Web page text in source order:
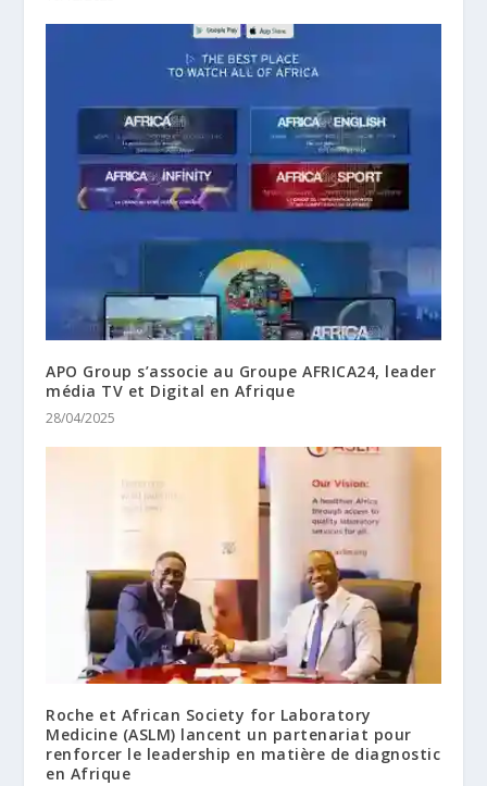
APO Group s’associe au Groupe AFRICA24, leader
média TV et Digital en Afrique
28/04/2025
Roche et African Society for Laboratory
Medicine (ASLM) lancent un partenariat pour
renforcer le leadership en matière de diagnostic
en Afrique